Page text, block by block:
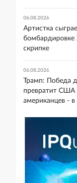
06.08.2026
Артистка
бомбардировке
скрипке
06.08.2026
Трамп: Победа
превратит США
американцев - в